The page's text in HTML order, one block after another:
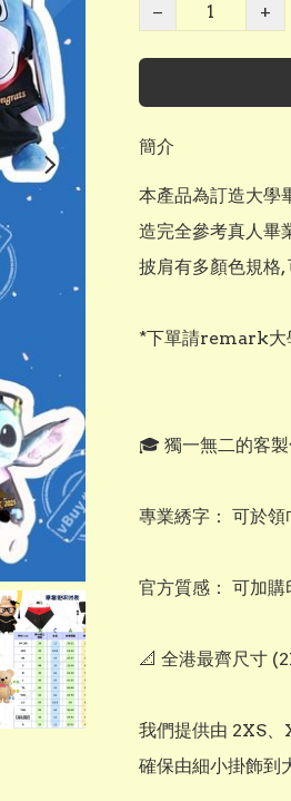
−
+
簡介
本產品為訂造大學
造完全參考真人畢
披肩有多顏色規格
*下單請remark大
🎓 獨一無二的客製
專業綉字： 可於領
官方質感： 可加
📐 全港最齊尺寸
我們提供由 2XS
確保由細小掛飾到